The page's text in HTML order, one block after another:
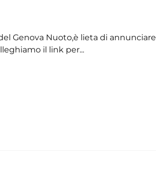
Genova Nuoto,è lieta di annunciare
il link per...